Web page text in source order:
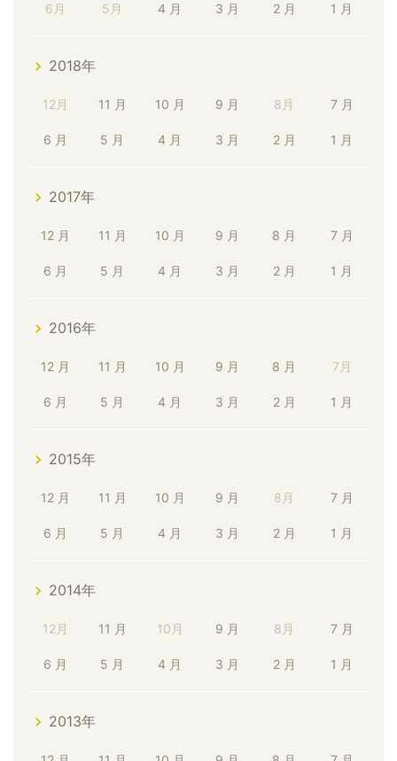
6月 5月 4 月 3 月 2 月 1 月
2018年
12月 11 月 10 月 9 月 8月 7 月
6 月 5 月 4 月 3 月 2 月 1 月
2017年
12 月 11 月 10 月 9 月 8 月 7 月
6 月 5 月 4 月 3 月 2 月 1 月
2016年
12 月 11 月 10 月 9 月 8 月 7月
6 月 5 月 4 月 3 月 2 月 1 月
2015年
12 月 11 月 10 月 9 月 8月 7 月
6 月 5 月 4 月 3 月 2 月 1 月
2014年
12月 11 月 10月 9 月 8月 7 月
6 月 5 月 4 月 3 月 2 月 1 月
2013年